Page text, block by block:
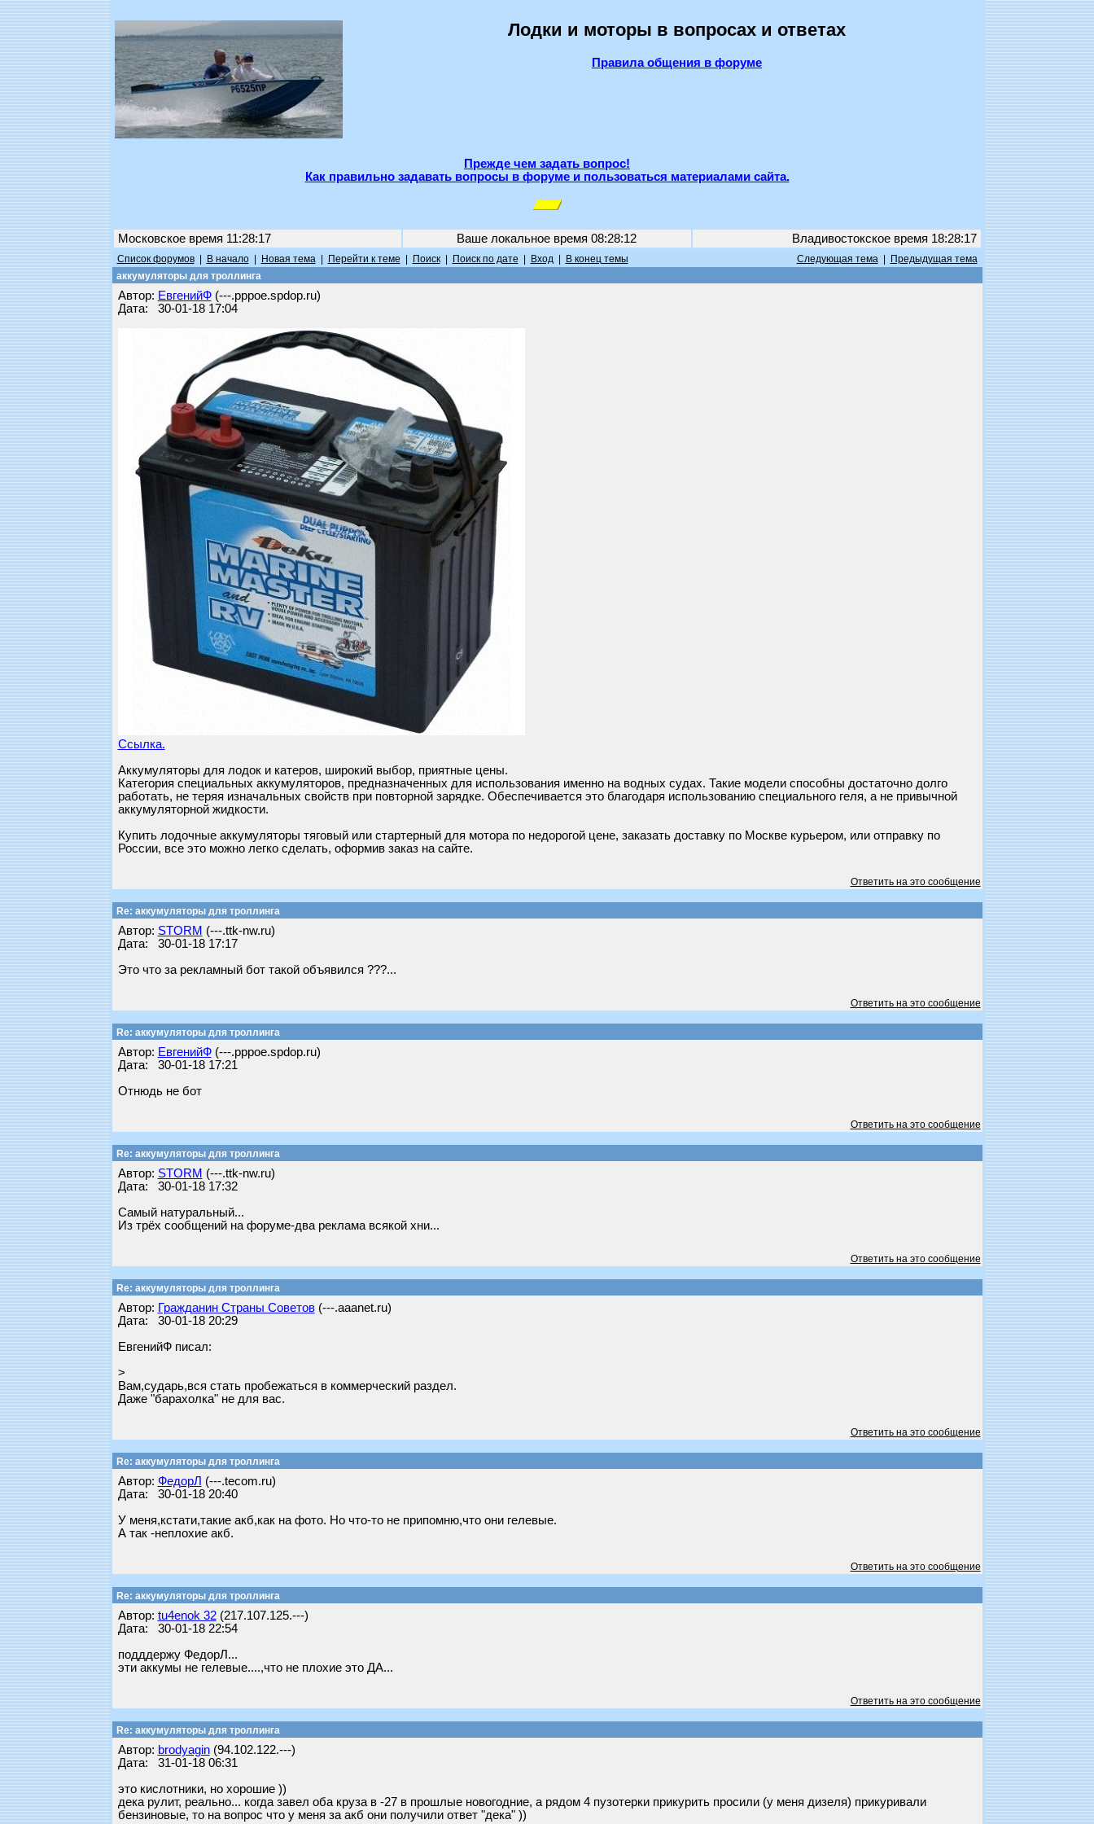
Лодки и моторы в вопросах и ответах
Правила общения в форуме
Прежде чем задать вопрос!
Как правильно задавать вопросы в форуме и пользоваться материалами сайта.
Московское время 11:28:17 Ваше локальное время 08:28:12 Владивостокское время 18:28:17
Список форумов| В начало| Новая тема| Перейти к теме Поиск| Поиск по дате Вход| В конец темы Следующая тема|
Предыдущая тема
аккумуляторы для троллинга
Автор: ЕвгенийФ(---.pppoe.spdop.ru)
Дата: 30-01-18 17:04
Ссылка.
Аккумуляторы для лодок и катеров, широкий выбор, приятные цены.
Категория специальных аккумуляторов, предназначенных для использования именно на водных судах. Такие модели способны достаточно долго
работать, не теряя изначальных свойств при повторной зарядке. Обеспечивается это благодаря использованию специального геля, а не привычной
аккумуляторной жидкости.
Купить лодочные аккумуляторы тяговый или стартерный для мотора по недорогой цене, заказать доставку по Москве курьером, или отправку по
России, все это можно легко сделать, оформив заказ на сайте.
Ответить на это сообщение
Re: аккумуляторы для троллинга
Автор: STORM (---.ttk-nw.ru)
Дата: 30-01-18 17:17
Это что за рекламный бот такой объявился ???...
Ответить на это сообщение
Re: аккумуляторы для троллинга
Автор: ЕвгенийФ(---.pppoe.spdop.ru)
Дата: 30-01-18 17:21
Отнюдь не бот
Ответить на это сообщение
Re: аккумуляторы для троллинга
Автор: STORM (---.ttk-nw.ru)
Дата: 30-01-18 17:32
Самый натуральный...
Из трёх сообщений на форуме-два реклама всякой хни...
Ответить на это сообщение
Re: аккумуляторы для троллинга
Автор: Гражданин Страны Советов(---.aaanet.ru)
Дата: 30-01-18 20:29
ЕвгенийФ писал:
>
Вам,сударь,вся стать пробежаться в коммерческий раздел.
Даже "барахолка" не для вас.
Ответить на это сообщение
Re: аккумуляторы для троллинга
Автор: ФедорЛ (---.tecom.ru)
Дата: 30-01-18 20:40
У меня,кстати,такие акб,как на фото. Но что-то не припомню,что они гелевые.
А так -неплохие акб.
Ответить на это сообщение
Re: аккумуляторы для троллинга
Автор: tu4enok 32(217.107.125.---)
Дата: 30-01-18 22:54
подддержу ФедорЛ...
эти аккумы не гелевые....,что не плохие это ДА...
Ответить на это сообщение
Re: аккумуляторы для троллинга
Автор: brodyagin(94.102.122.---)
Дата: 31-01-18 06:31
это кислотники, но хорошие ))
дека рулит, реально... когда завел оба круза в -27 в прошлые новогодние, а рядом 4 пузотерки прикурить просили (у меня дизеля) прикуривали
бензиновые, то на вопрос что у меня за акб они получили ответ "дека" ))